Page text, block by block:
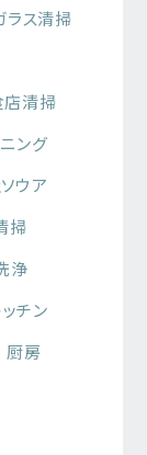
ラス清掃
店清掃
ング
ウア
掃
浄
チン
厨房